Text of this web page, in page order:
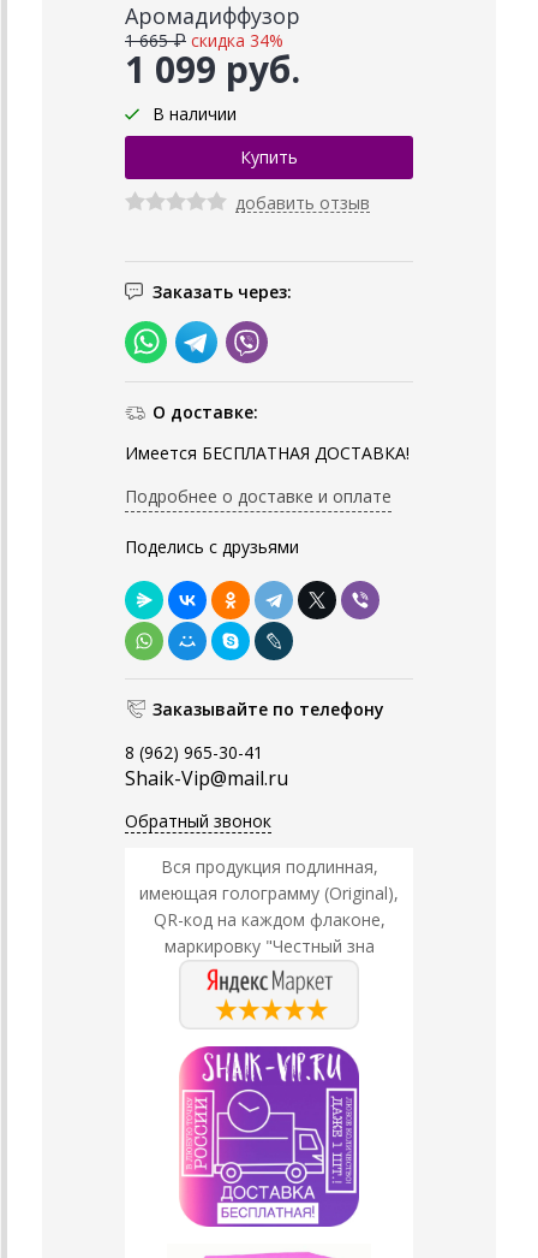
Аромадиффузор
1 099 руб.
1 665 ₽ скидка 34%
В наличии
добавить отзыв
Заказать через:
О доставке:
Имеется БЕСПЛАТНАЯ ДОСТАВКА!
Подробнее о доставке и оплате
Поделись с друзьями
Заказывайте по телефону
8 (962) 965-30-41
Shaik-Vip@mail.ru
Обратный звонок
Вся продукция подлинная,
имеющая голограмму (Original),
QR-код на каждом флаконе,
маркировку "Честный зна